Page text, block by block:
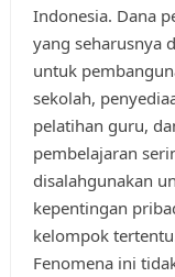
Indonesia. Dana
yang seharusnya
untuk
sekolah,
pelatihan guru,
pembelajaran
disalahgunakan
kepentingan
kelompok
Fenomena ini